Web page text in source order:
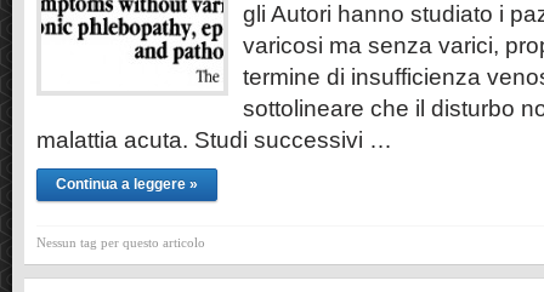
gli Autori hanno studiato i
varicosi ma senza varici,
termine di insufficienza
sottolineare che il disturbo
malattia acuta. Studi successivi …
Continua a leggere »
Nessun tag per questo articolo